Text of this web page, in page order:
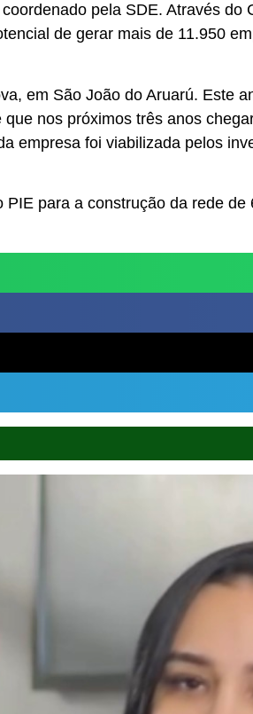
pela SDE. Através
de gerar mais de 11.950
em São João do Aruarú. Este
nos próximos três anos
empresa foi viabilizada pelos
para a construção da rede